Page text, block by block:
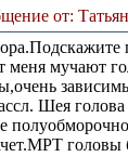
от:
меня мучают
Шея